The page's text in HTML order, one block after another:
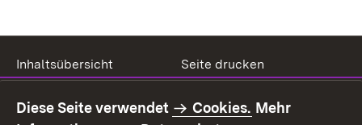
Inhaltsübersicht
Seite drucken
Benutzungshinweise
Erklärung zur
Diese Seite verwendet Cookies. Mehr